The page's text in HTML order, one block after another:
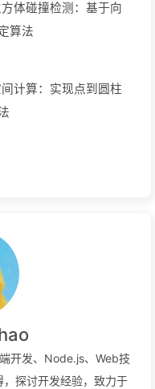
体碰撞检测：基于向
算法
计算：实现点到圆柱
开发、Node.js、Web技
探讨开发经验，致力于